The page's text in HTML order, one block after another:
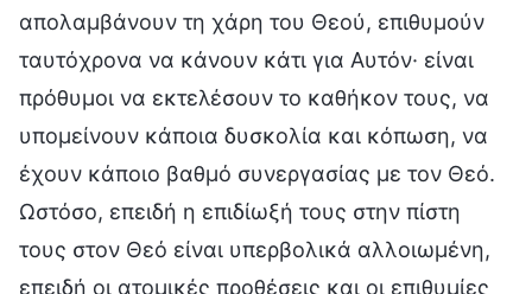
απολαμβάνουν τη χάρη του Θεού, επιθυμούν
ταυτόχρονα να κάνουν κάτι για Αυτόν· είναι
πρόθυμοι να εκτελέσουν το καθήκον τους, να
υπομείνουν κάποια δυσκολία και κόπωση, να
έχουν κάποιο βαθμό συνεργασίας με τον Θεό.
Ωστόσο, επειδή η επιδίωξή τους στην πίστη
τους στον Θεό είναι υπερβολικά αλλοιωμένη,
επειδή οι ατομικές προθέσεις και οι επιθυμίες